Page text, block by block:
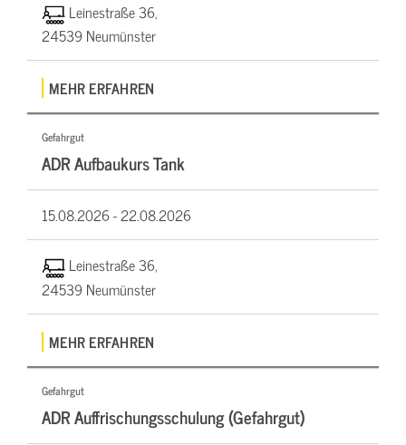
Leinestraße 36,
24539 Neumünster
MEHR ERFAHREN
Gefahrgut
ADR Aufbaukurs Tank
15.08.2026 -22.08.2026
Leinestraße 36,
24539 Neumünster
MEHR ERFAHREN
Gefahrgut
ADR Auffrischungsschulung (Gefahrgut)